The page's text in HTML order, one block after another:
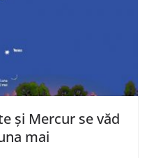
şi Mercur se văd
mai